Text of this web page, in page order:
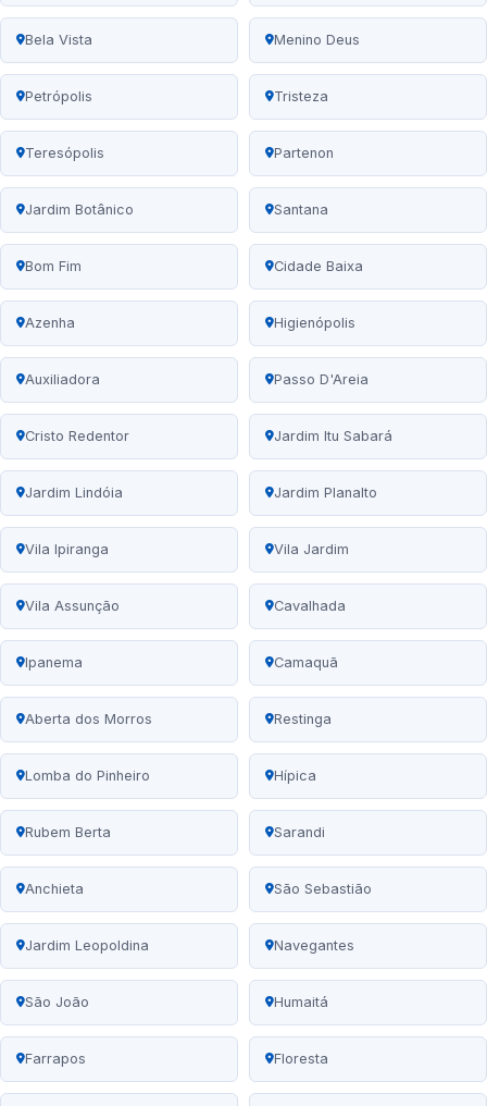
Bela Vista Menino Deus
Petrópolis Tristeza
Teresópolis Partenon
Jardim Botânico Santana
Bom Fim Cidade Baixa
Azenha Higienópolis
Auxiliadora Passo D'Areia
Cristo Redentor Jardim Itu Sabará
Jardim Lindóia Jardim Planalto
Vila Ipiranga Vila Jardim
Vila Assunção Cavalhada
Ipanema Camaquã
Aberta dos Morros Restinga
Lomba do Pinheiro Hípica
Rubem Berta Sarandi
Anchieta São Sebastião
Jardim Leopoldina Navegantes
São João Humaitá
Farrapos Floresta